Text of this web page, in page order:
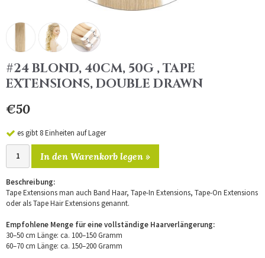
#24 BLOND, 40CM, 50G , TAPE
EXTENSIONS, DOUBLE DRAWN
€50
es gibt 8 Einheiten auf Lager
In den Warenkorb legen »
Beschreibung:
Tape Extensions man auch Band Haar, Tape-In Extensions, Tape-On Extensions
oder als Tape Hair Extensions genannt.
Empfohlene Menge für eine vollständige Haarverlängerung:
30–50 cm Länge: ca. 100–150 Gramm
60–70 cm Länge: ca. 150–200 Gramm